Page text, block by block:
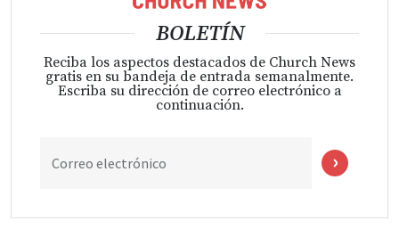
BOLETÍN
Reciba los aspectos destacados de Church News
gratis en su bandeja de entrada semanalmente.
Escriba su dirección de correo electrónico a
continuación.
Correo electrónico